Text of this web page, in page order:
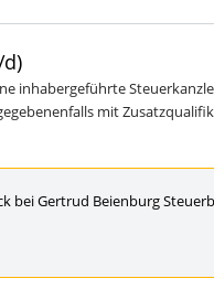
inhabergeführte
mit
bei Gertrud Beienburg